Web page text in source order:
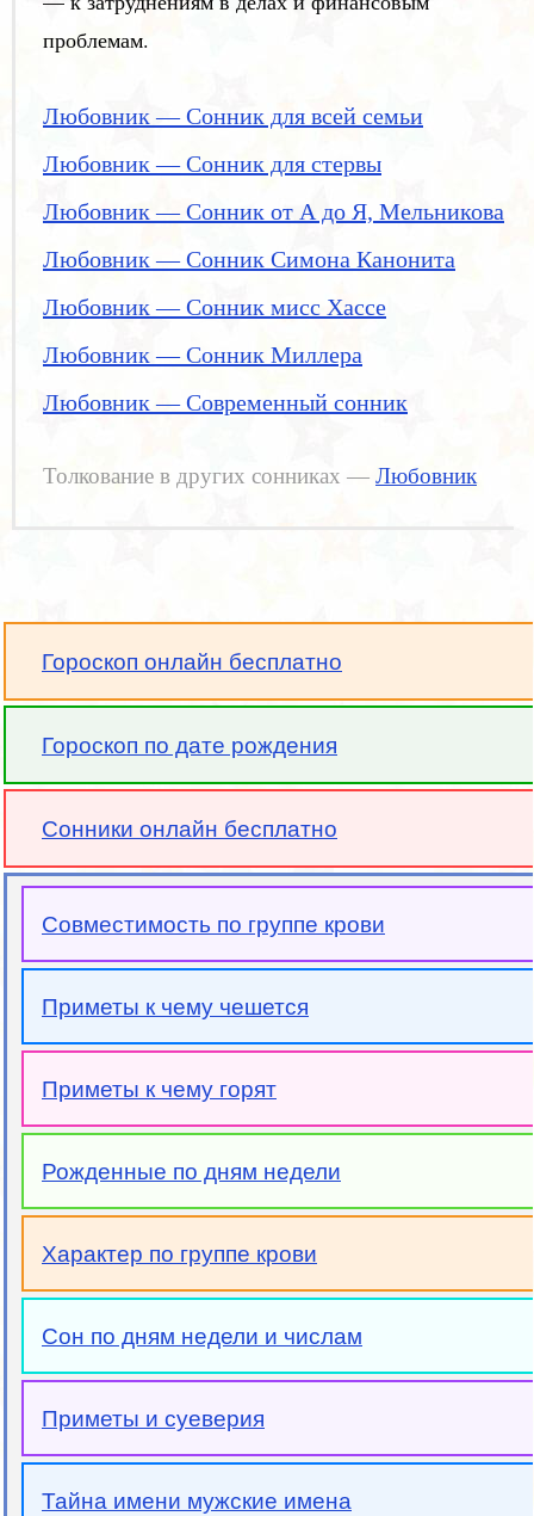
проблемам.
Любовник — Сонник для всей семьи
Любовник — Сонник для стервы
Любовник — Сонник от А до Я, Мельникова
Любовник — Сонник Симона Канонита
Любовник — Сонник мисс Хассе
Любовник — Сонник Миллера
Любовник — Современный сонник
Толкование в других сонниках — Любовник
Гороскоп онлайн бесплатно
Гороскоп по дате рождения
Сонники онлайн бесплатно
Совместимость по группе крови
Приметы к чему чешется
Приметы к чему горят
Рожденные по дням недели
Характер по группе крови
Сон по дням недели и числам
Приметы и суеверия
Тайна имени мужские имена